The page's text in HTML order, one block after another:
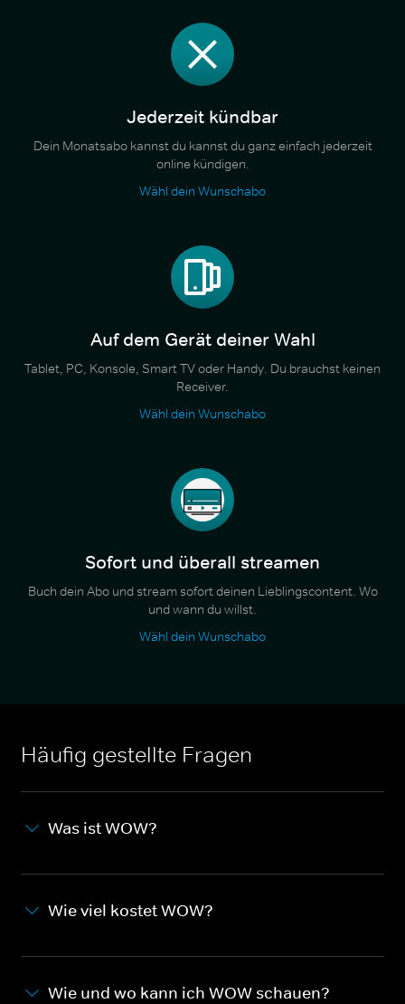
Jederzeit kündbar
Dein Monatsabo kannst du kannst du ganz einfach jederzeit
online kündigen.
Wähl dein Wunschabo
Auf dem Gerät deiner Wahl
Tablet, PC, Konsole, Smart TV oder Handy. Du brauchst keinen
Receiver.
Wähl dein Wunschabo
Sofort und überall streamen
Buch dein Abo und stream sofort deinen Lieblingscontent. Wo
und wann du willst.
Wähl dein Wunschabo
Häufig gestellte Fragen
Was ist WOW?
Wie viel kostet WOW?
Wie und wo kann ich WOW schauen?